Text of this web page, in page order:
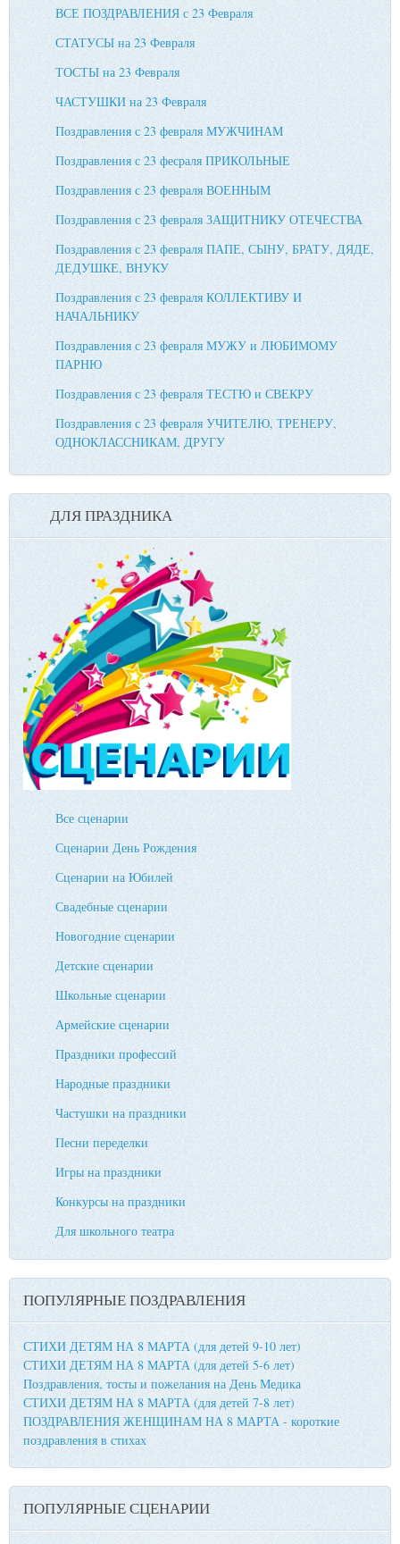
ВСЕ ПОЗДРАВЛЕНИЯ с 23 Февраля
СТАТУСЫ на 23 Февраля
ТОСТЫ на 23 Февраля
ЧАСТУШКИ на 23 Февраля
Поздравления с 23 февраля МУЖЧИНАМ
Поздравления с 23 фесраля ПРИКОЛЬНЫЕ
Поздравления с 23 февраля ВОЕННЫМ
Поздравления с 23 февраля ЗАЩИТНИКУ ОТЕЧЕСТВА
Поздравления с 23 февраля ПАПЕ, СЫНУ, БРАТУ, ДЯДЕ,
ДЕДУШКЕ, ВНУКУ
Поздравления с 23 февраля КОЛЛЕКТИВУ И
НАЧАЛЬНИКУ
Поздравления с 23 февраля МУЖУ и ЛЮБИМОМУ
ПАРНЮ
Поздравления с 23 февраля ТЕСТЮ и СВЕКРУ
Поздравления с 23 февраля УЧИТЕЛЮ, ТРЕНЕРУ,
ОДНОКЛАССНИКАМ, ДРУГУ
ДЛЯ ПРАЗДНИКА
Все сценарии
Сценарии День Рождения
Сценарии на Юбилей
Свадебные сценарии
Новогодние сценарии
Детские сценарии
Школьные сценарии
Армейские сценарии
Праздники профессий
Народные праздники
Частушки на праздники
Песни переделки
Игры на праздники
Конкурсы на праздники
Для школьного театра
ПОПУЛЯРНЫЕ ПОЗДРАВЛЕНИЯ
СТИХИ ДЕТЯМ НА 8 МАРТА (для детей 9-10 лет)
СТИХИ ДЕТЯМ НА 8 МАРТА (для детей 5-6 лет)
Поздравления, тосты и пожелания на День Медика
СТИХИ ДЕТЯМ НА 8 МАРТА (для детей 7-8 лет)
ПОЗДРАВЛЕНИЯ ЖЕНЩИНАМ НА 8 МАРТА - короткие
поздравления в стихах
ПОПУЛЯРНЫЕ СЦЕНАРИИ